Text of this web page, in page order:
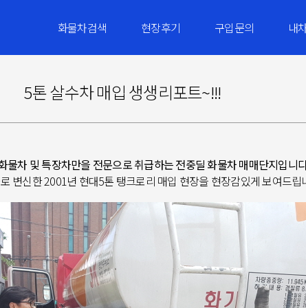
화물차검색 현장후기 구입문의 내
5톤 살수차 매입 생생리포트~!!!
물차 및 특장차만을 전문으로 취급하는 전중딜 화물차 매매단지입니
변신한 2001년 현대5톤 탱크로리 매입 현장을 현장감있게 보여드립